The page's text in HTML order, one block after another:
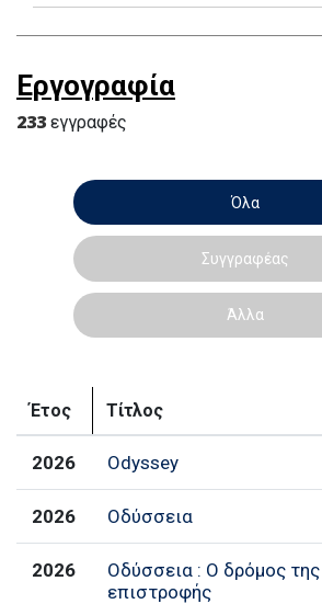
Εργογραφία
233 εγγραφές
Όλα
Συγγραφέας
Άλλα
Έτος Τίτλος
2026 Odyssey
2026 Οδύσσεια
2026
Οδύσσεια : Ο δρόμος της
επιστροφής